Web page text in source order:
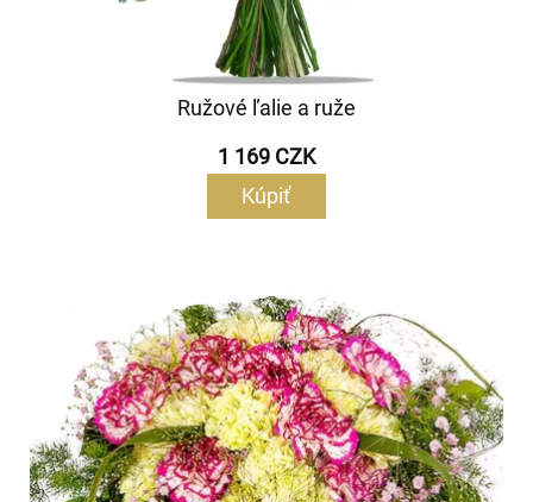
Ružové ľalie a ruže
1 169 CZK
Kúpiť